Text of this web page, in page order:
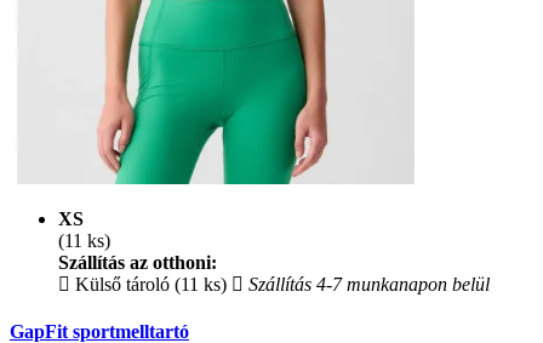
XS
(11 ks)
Szállítás az otthoni:
Külső tároló (11 ks)
Szállítás 4-7 munkanapon belül
GapFit sportmelltartó